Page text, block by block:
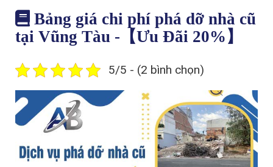
Bảng giá chi phí phá dỡ nhà cũ
tại Vũng Tàu -【Ưu Đãi 20%】
5/5 - (2 bình chọn)